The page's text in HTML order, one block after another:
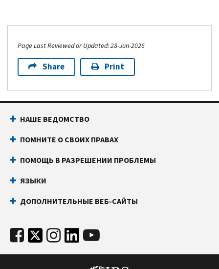
Page Last Reviewed or Updated: 28-Jun-2026
Share Print
НАШЕ ВЕДОМСТВО
ПОМНИТЕ О СВОИХ ПРАВАХ
ПОМОЩЬ В РАЗРЕШЕНИИ ПРОБЛЕМЫ
ЯЗЫКИ
ДОПОЛНИТЕЛЬНЫЕ ВЕБ-САЙТЫ